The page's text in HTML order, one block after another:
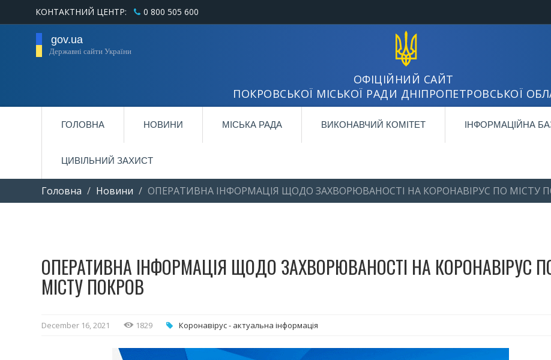
КОНТАКТНИЙ ЦЕНТР: 0 800 505 600
gov.ua
Державні сайти України
ОФІЦІЙНИЙ САЙТ
ПОКРОВСЬКОЇ МІСЬКОЇ РАДИ ДНІПРОПЕТРОВСЬКОЇ
ГОЛОВНА НОВИНИ МІСЬКА РАДА ВИКОНАВЧИЙ КОМІТЕТ ІНФОРМАЦІЙНА
ЦИВІЛЬНИЙ ЗАХИСТ
Головна Новини ОПЕРАТИВНА ІНФОРМАЦІЯ ЩОДО ЗАХВОРЮВАНОСТІ НА КОРОНАВІРУС ПО МІСТУ
ОПЕРАТИВНА ІНФОРМАЦІЯ ЩОДО ЗАХВОРЮВАНОСТІ НА КОРОНАВІРУС
МІСТУ ПОКРОВ
December 16, 2021 1829 Коронавірус - актуальна інформація